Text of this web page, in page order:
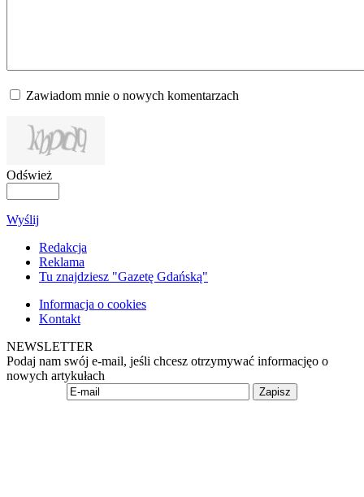
Zawiadom mnie o nowych komentarzach
Odśwież
Wyślij
Redakcja
Reklama
Tu znajdziesz "Gazetę Gdańską"
Informacja o cookies
Kontakt
NEWSLETTER
Podaj nam swój e-mail, jeśli chcesz otrzymywać informacjęo o
nowych artykułach
Zapisz